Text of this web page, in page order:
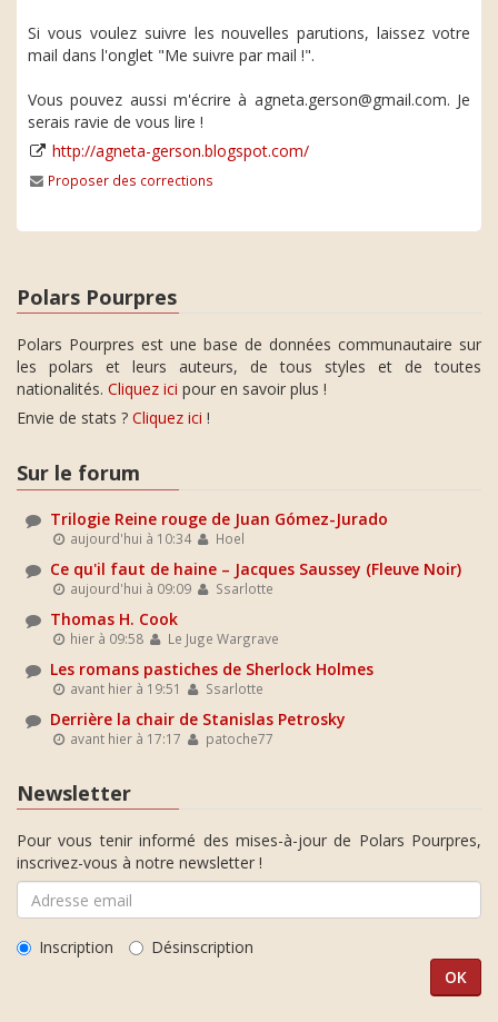
Si vous voulez suivre les nouvelles parutions, laissez votre
mail dans l'onglet "Me suivre par mail !".
Vous pouvez aussi m'écrire à agneta.gerson@gmail.com. Je
serais ravie de vous lire !
http://agneta-gerson.blogspot.com/
Proposer des corrections
Polars Pourpres
Polars Pourpres est une base de données communautaire sur
les polars et leurs auteurs, de tous styles et de toutes
nationalités. Cliquez ici pour en savoir plus !
Envie de stats ? Cliquez ici !
Sur le forum
Trilogie Reine rouge de Juan Gómez-Jurado
aujourd'hui à 10:34 Hoel
Ce qu'il faut de haine – Jacques Saussey (Fleuve Noir)
aujourd'hui à 09:09 Ssarlotte
Thomas H. Cook
hier à 09:58 Le Juge Wargrave
Les romans pastiches de Sherlock Holmes
avant hier à 19:51 Ssarlotte
Derrière la chair de Stanislas Petrosky
avant hier à 17:17 patoche77
Newsletter
Pour vous tenir informé des mises-à-jour de Polars Pourpres,
inscrivez-vous à notre newsletter !
Inscription Désinscription